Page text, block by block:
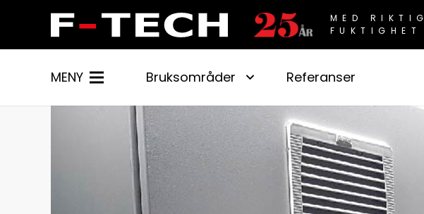
MED RIKTIG
FUKTIGHET
MENY Bruksområder Referanser